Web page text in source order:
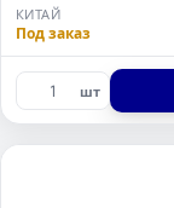
КИТАЙ
Под заказ
шт